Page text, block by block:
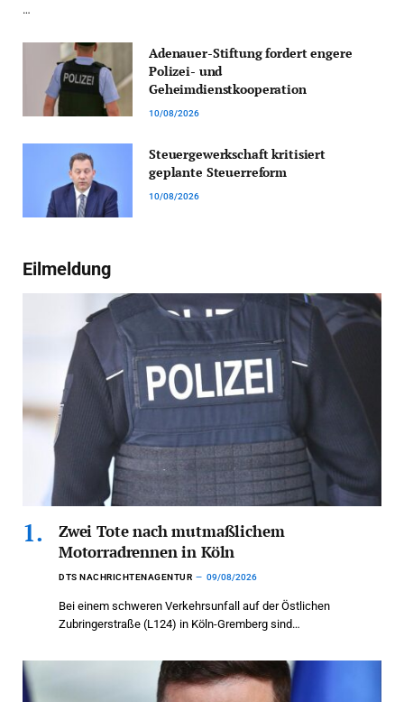
…
Adenauer-Stiftung fordert engere
Polizei- und
Geheimdienstkooperation
10/08/2026
Steuergewerkschaft kritisiert
geplante Steuerreform
10/08/2026
Eilmeldung
Zwei Tote nach mutmaßlichem
Motorradrennen in Köln
DTS NACHRICHTENAGENTUR 09/08/2026
Bei einem schweren Verkehrsunfall auf der Östlichen
Zubringerstraße (L124) in Köln-Gremberg sind…